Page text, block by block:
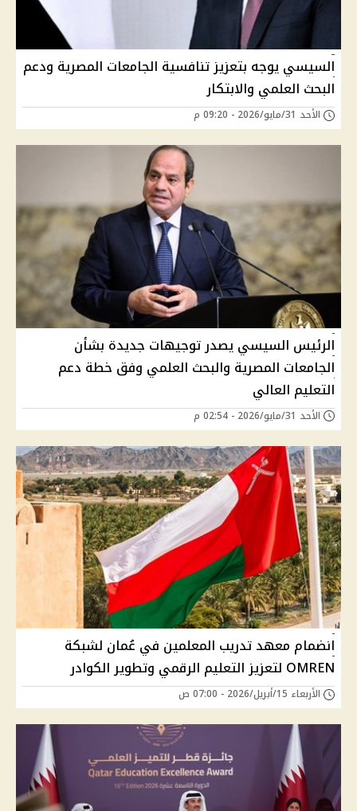
السيسي يوجه بتعزيز تنافسية الجامعات المصرية ودعم
البحث العلمي والابتكار
الأحد 31/مايو/2026 - 09:20 م
الرئيس السيسي يصدر توجيهات جديدة بشأن
الجامعات المصرية والبحث العلمي وفق خطة دعم
التعليم العالي
الأحد 31/مايو/2026 - 02:54 م
انضمام معهد تدريب المعلمين في عُمان لشبكة
OMREN لتعزيز التعليم الرقمي وتطوير الكوادر
الأربعاء 15/أبريل/2026 - 07:00 ص